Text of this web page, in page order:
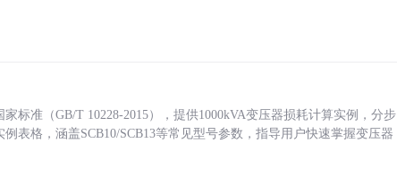
标准（GB/T 10228-2015），提供1000kVA变压器损耗计算实例，分步
表格，涵盖SCB10/SCB13等常见型号参数，指导用户快速掌握变压器